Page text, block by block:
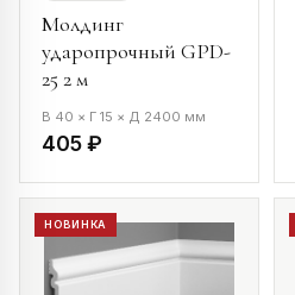
Молдинг
ударопрочный GPD-
25 2 м
В 40 × Г 15 × Д 2400 мм
405 ₽
НОВИНКА